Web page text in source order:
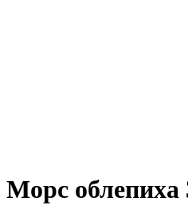
Морс облепиха